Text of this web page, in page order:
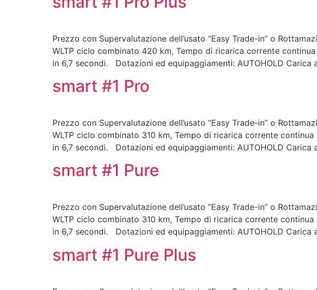
Prezzo con Supervalutazione dell’usato “Easy Trade-in” o
WLTP ciclo combinato 420 km, Tempo di ricarica corrente
in 6,7 secondi. Dotazioni ed equipaggiamenti: AUTOHOLD Carica
smart #1 Pro
Prezzo con Supervalutazione dell’usato “Easy Trade-in” o
WLTP ciclo combinato 310 km, Tempo di ricarica corrente
in 6,7 secondi. Dotazioni ed equipaggiamenti: AUTOHOLD Carica
smart #1 Pure
Prezzo con Supervalutazione dell’usato “Easy Trade-in” o
WLTP ciclo combinato 310 km, Tempo di ricarica corrente
in 6,7 secondi. Dotazioni ed equipaggiamenti: AUTOHOLD Carica
smart #1 Pure Plus